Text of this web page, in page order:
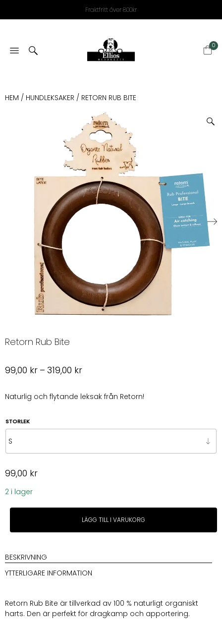
Fraktfritt över 800kr
0
HEM / HUNDLEKSAKER / RETORN RUB BITE
Retorn Rub Bite
99,00 kr – 319,00 krPrisintervall:
till
Naturlig och flytande leksak från Retorn!
STORLEK
99,00 kr
2 i lager
Retorn
Bite
LÄGG TILL I VARUKORG
BESKRIVNING
YTTERLIGARE INFORMATION
Retorn Rub Bite är tillverkad av 100 % naturligt organiskt
harts. Den är perfekt för dragkamp och apportering.